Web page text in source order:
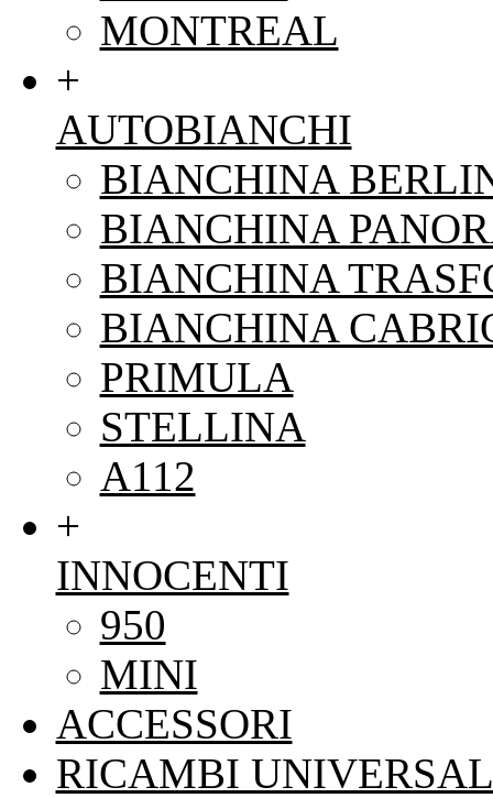
MONTREAL
+
AUTOBIANCHI
BIANCHINA
BIANCHINA
BIANCHINA
BIANCHINA
PRIMULA
STELLINA
A112
+
INNOCENTI
950
MINI
ACCESSORI
RICAMBI